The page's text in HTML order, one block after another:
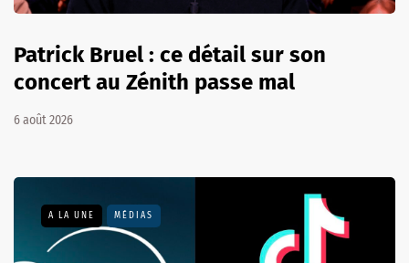
Patrick Bruel : ce détail sur son
concert au Zénith passe mal
6 août 2026
A LA UNE MÉDIAS